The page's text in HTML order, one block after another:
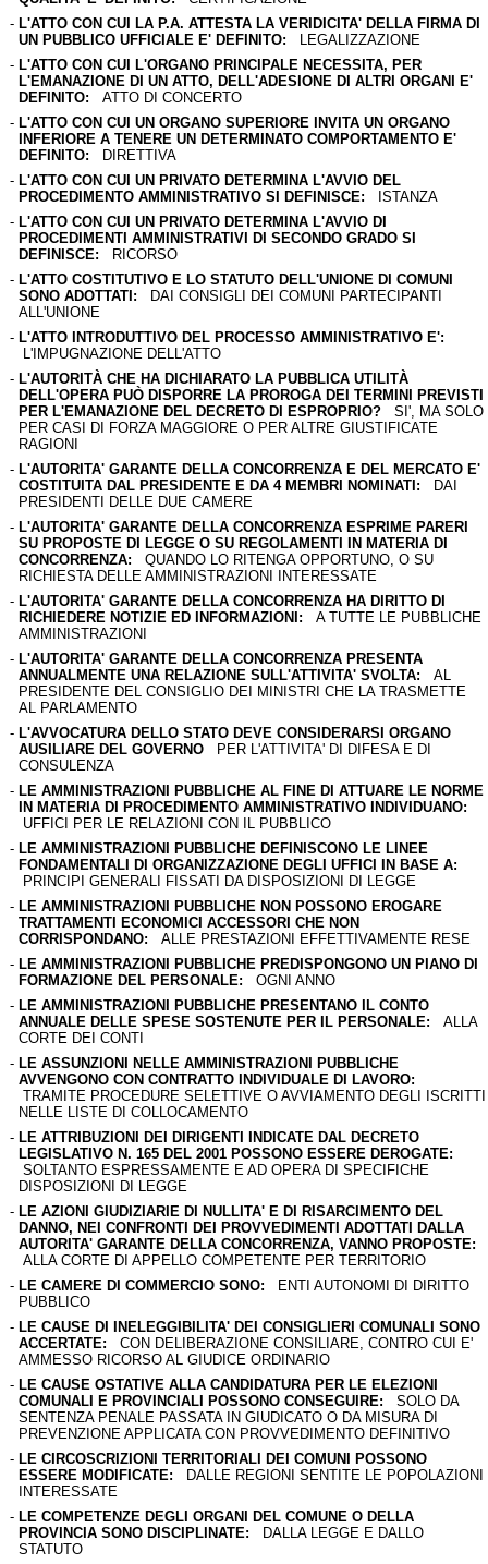
- L'ATTO CON CUI LA P.A. ATTESTA LA VERIDICITA' DELLA FIRMA DI
UN PUBBLICO UFFICIALE E' DEFINITO: LEGALIZZAZIONE
- L'ATTO CON CUI L'ORGANO PRINCIPALE NECESSITA, PER
L'EMANAZIONE DI UN ATTO, DELL'ADESIONE DI ALTRI ORGANI E'
DEFINITO: ATTO DI CONCERTO
- L'ATTO CON CUI UN ORGANO SUPERIORE INVITA UN ORGANO
INFERIORE A TENERE UN DETERMINATO COMPORTAMENTO E'
DEFINITO: DIRETTIVA
- L'ATTO CON CUI UN PRIVATO DETERMINA L'AVVIO DEL
PROCEDIMENTO AMMINISTRATIVO SI DEFINISCE: ISTANZA
- L'ATTO CON CUI UN PRIVATO DETERMINA L'AVVIO DI
PROCEDIMENTI AMMINISTRATIVI DI SECONDO GRADO SI
DEFINISCE: RICORSO
- L'ATTO COSTITUTIVO E LO STATUTO DELL'UNIONE DI COMUNI
SONO ADOTTATI: DAI CONSIGLI DEI COMUNI PARTECIPANTI
ALL'UNIONE
- L'ATTO INTRODUTTIVO DEL PROCESSO AMMINISTRATIVO E':
L'IMPUGNAZIONE DELL'ATTO
- L'AUTORITÀ CHE HA DICHIARATO LA PUBBLICA UTILITÀ
DELL'OPERA PUÒ DISPORRE LA PROROGA DEI TERMINI PREVISTI
PER L'EMANAZIONE DEL DECRETO DI ESPROPRIO?SI', MA SOLO
PER CASI DI FORZA MAGGIORE O PER ALTRE GIUSTIFICATE
RAGIONI
- L'AUTORITA' GARANTE DELLA CONCORRENZA E DEL MERCATO E'
COSTITUITA DAL PRESIDENTE E DA 4 MEMBRI NOMINATI: DAI
PRESIDENTI DELLE DUE CAMERE
- L'AUTORITA' GARANTE DELLA CONCORRENZA ESPRIME PARERI
SU PROPOSTE DI LEGGE O SU REGOLAMENTI IN MATERIA DI
CONCORRENZA: QUANDO LO RITENGA OPPORTUNO, O SU
RICHIESTA DELLE AMMINISTRAZIONI INTERESSATE
- L'AUTORITA' GARANTE DELLA CONCORRENZA HA DIRITTO DI
RICHIEDERE NOTIZIE ED INFORMAZIONI: A TUTTE LE PUBBLICHE
AMMINISTRAZIONI
- L'AUTORITA' GARANTE DELLA CONCORRENZA PRESENTA
ANNUALMENTE UNA RELAZIONE SULL'ATTIVITA' SVOLTA: AL
PRESIDENTE DEL CONSIGLIO DEI MINISTRI CHE LA TRASMETTE
AL PARLAMENTO
- L'AVVOCATURA DELLO STATO DEVE CONSIDERARSI ORGANO
AUSILIARE DEL GOVERNOPER L'ATTIVITA' DI DIFESA E DI
CONSULENZA
- LE AMMINISTRAZIONI PUBBLICHE AL FINE DI ATTUARE LE NORME
IN MATERIA DI PROCEDIMENTO AMMINISTRATIVO INDIVIDUANO:
UFFICI PER LE RELAZIONI CON IL PUBBLICO
- LE AMMINISTRAZIONI PUBBLICHE DEFINISCONO LE LINEE
FONDAMENTALI DI ORGANIZZAZIONE DEGLI UFFICI IN BASE A:
PRINCIPI GENERALI FISSATI DA DISPOSIZIONI DI LEGGE
- LE AMMINISTRAZIONI PUBBLICHE NON POSSONO EROGARE
TRATTAMENTI ECONOMICI ACCESSORI CHE NON
CORRISPONDANO: ALLE PRESTAZIONI EFFETTIVAMENTE RESE
- LE AMMINISTRAZIONI PUBBLICHE PREDISPONGONO UN PIANO DI
FORMAZIONE DEL PERSONALE: OGNI ANNO
- LE AMMINISTRAZIONI PUBBLICHE PRESENTANO IL CONTO
ANNUALE DELLE SPESE SOSTENUTE PER IL PERSONALE: ALLA
CORTE DEI CONTI
- LE ASSUNZIONI NELLE AMMINISTRAZIONI PUBBLICHE
AVVENGONO CON CONTRATTO INDIVIDUALE DI LAVORO:
TRAMITE PROCEDURE SELETTIVE O AVVIAMENTO DEGLI ISCRITTI
NELLE LISTE DI COLLOCAMENTO
- LE ATTRIBUZIONI DEI DIRIGENTI INDICATE DAL DECRETO
LEGISLATIVO N. 165 DEL 2001 POSSONO ESSERE DEROGATE:
SOLTANTO ESPRESSAMENTE E AD OPERA DI SPECIFICHE
DISPOSIZIONI DI LEGGE
- LE AZIONI GIUDIZIARIE DI NULLITA' E DI RISARCIMENTO DEL
DANNO, NEI CONFRONTI DEI PROVVEDIMENTI ADOTTATI DALLA
AUTORITA' GARANTE DELLA CONCORRENZA, VANNO PROPOSTE:
ALLA CORTE DI APPELLO COMPETENTE PER TERRITORIO
- LE CAMERE DI COMMERCIO SONO: ENTI AUTONOMI DI DIRITTO
PUBBLICO
- LE CAUSE DI INELEGGIBILITA' DEI CONSIGLIERI COMUNALI SONO
ACCERTATE: CON DELIBERAZIONE CONSILIARE, CONTRO CUI E'
AMMESSO RICORSO AL GIUDICE ORDINARIO
- LE CAUSE OSTATIVE ALLA CANDIDATURA PER LE ELEZIONI
COMUNALI E PROVINCIALI POSSONO CONSEGUIRE: SOLO DA
SENTENZA PENALE PASSATA IN GIUDICATO O DA MISURA DI
PREVENZIONE APPLICATA CON PROVVEDIMENTO DEFINITIVO
- LE CIRCOSCRIZIONI TERRITORIALI DEI COMUNI POSSONO
ESSERE MODIFICATE: DALLE REGIONI SENTITE LE POPOLAZIONI
INTERESSATE
- LE COMPETENZE DEGLI ORGANI DEL COMUNE O DELLA
PROVINCIA SONO DISCIPLINATE: DALLA LEGGE E DALLO
STATUTO